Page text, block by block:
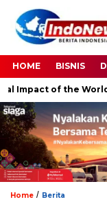
HOME BISNIS
of the World Cup
Home / Berita